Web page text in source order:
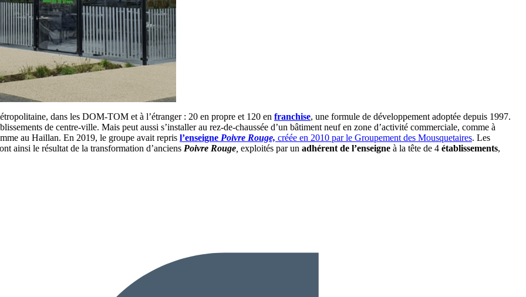
dans les DOM-TOM et à l’étranger : 20 en propre et 120 en franchise, une formule de développement adoptée depuis 1997.
de centre-ville. Mais peut aussi s’installer au rez-de-chaussée d’un bâtiment neuf en zone d’activité commerciale, comme à
au Haillan. En 2019, le groupe avait repris l’enseigne Poivre Rouge, créée en 2010 par le Groupement des Mousquetaires. Les
ainsi le résultat de la transformation d’anciens Poivre Rouge exploités par un adhérent de l’enseigne à la tête de 4 établissements,